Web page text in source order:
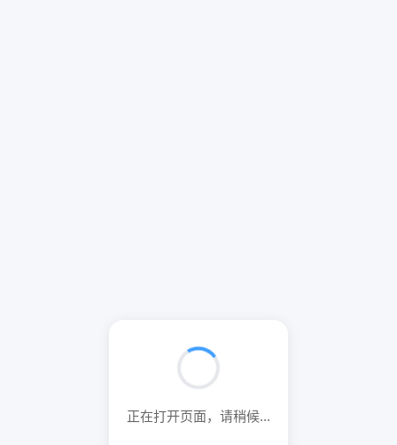
正在打开页面，请稍候...